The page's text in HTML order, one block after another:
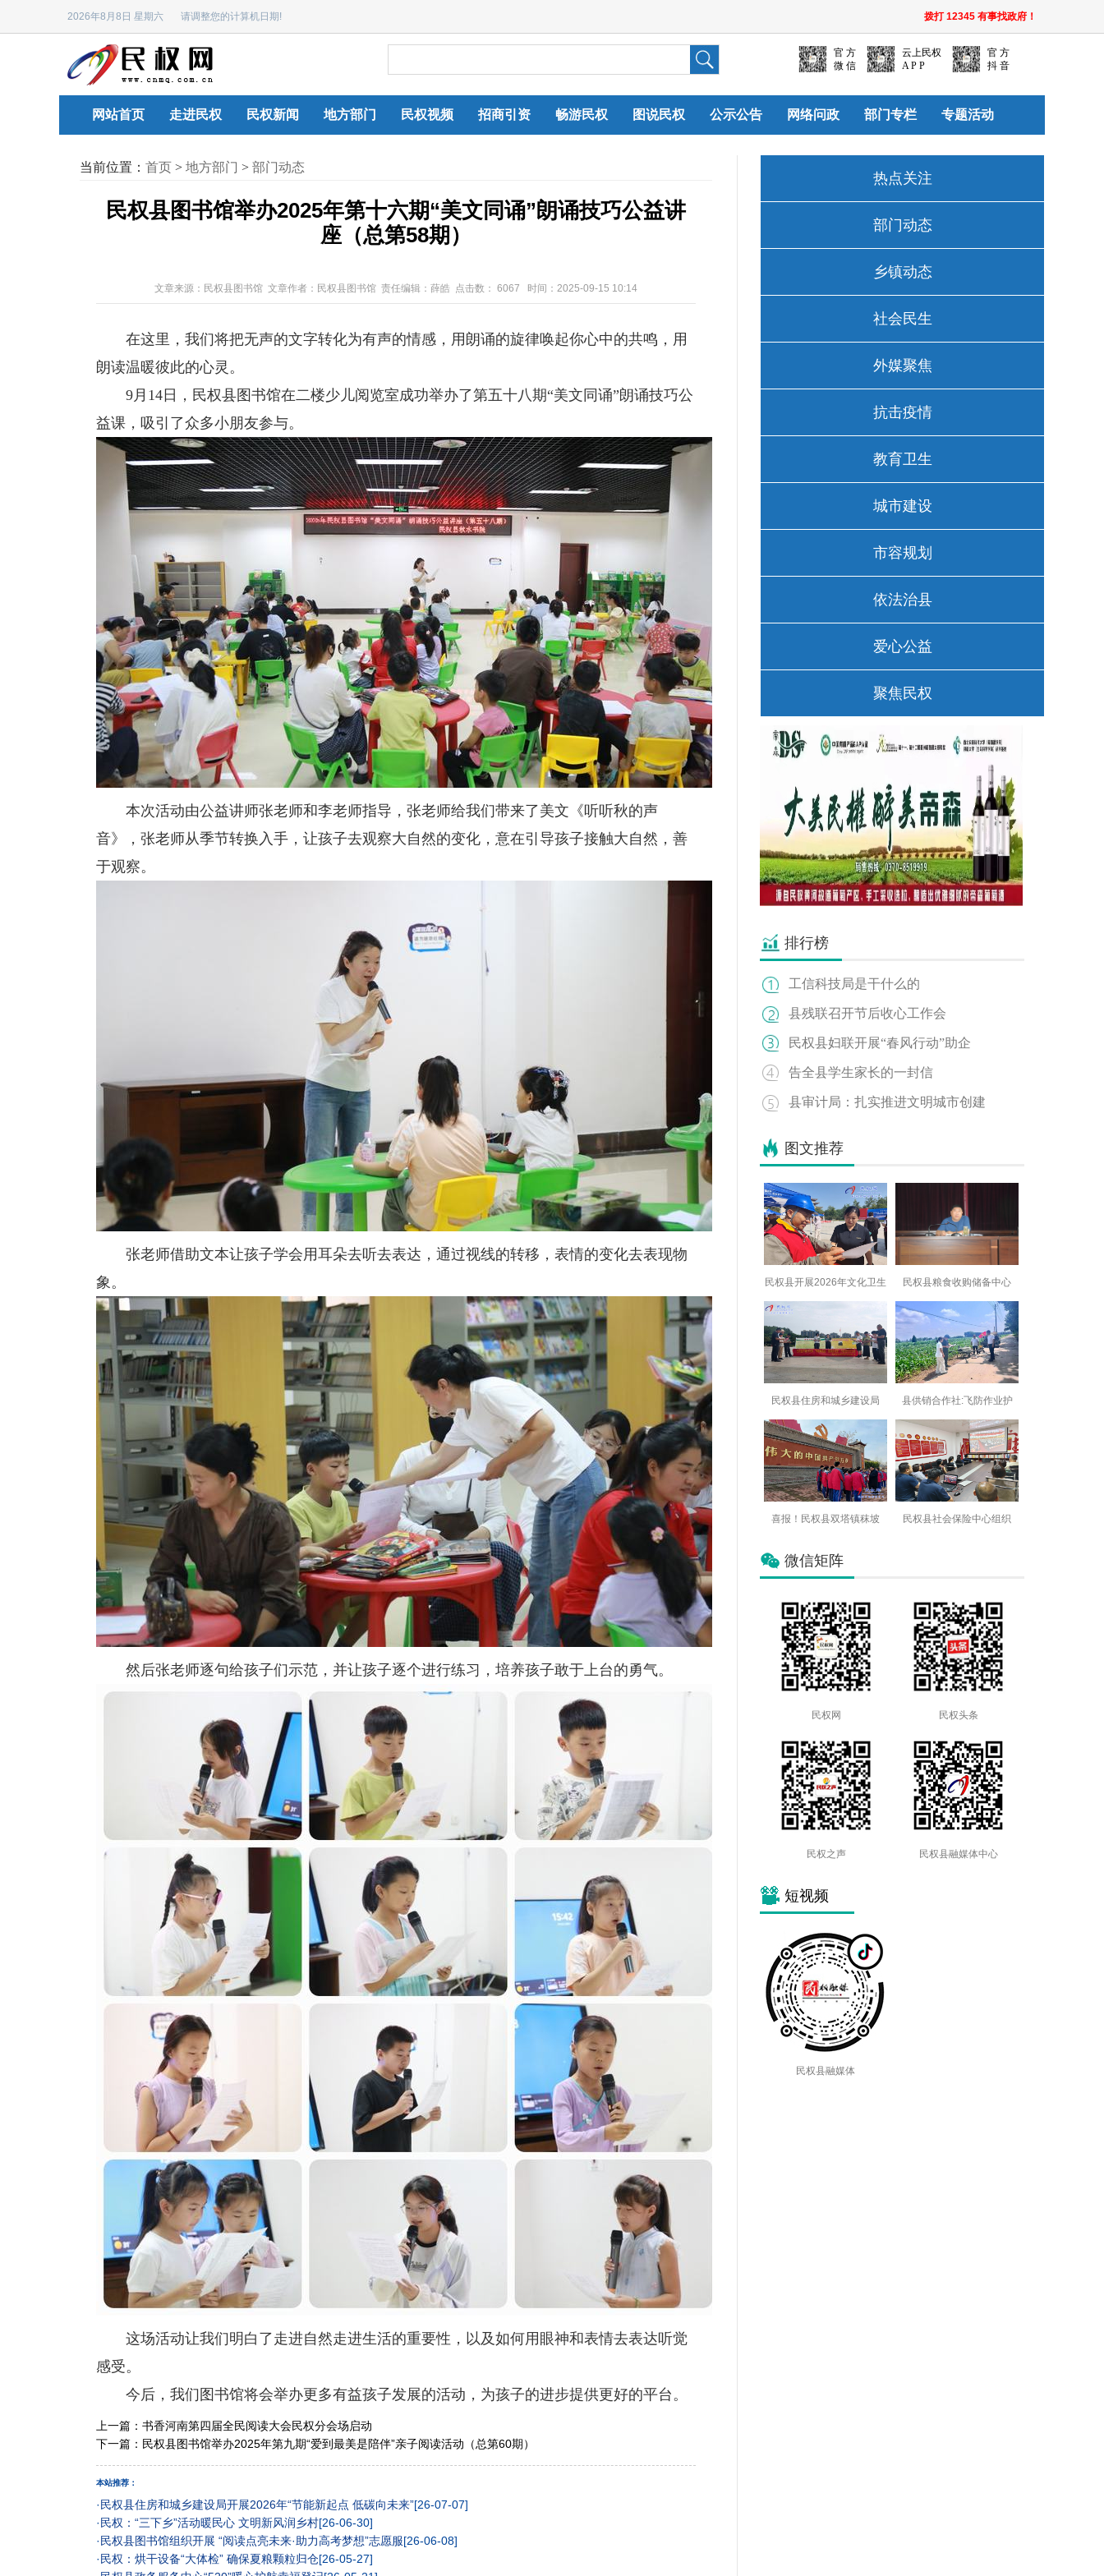
2026年8月8日 星期六 请调整您的计算机日期! 拨打 12345 有事找政府！
官 方
微 信
云上民权
A P P
官 方
抖 音
网站首页 走进民权 民权新闻 地方部门 民权视频 招商引资 畅游民权 图说民权 公示公告 网络问政 部门专栏 专题活动
当前位置： 首页 > 地方部门 > 部门动态
民权县图书馆举办2025年第十六期“美文同诵”朗诵技巧公益讲
座（总第58期）
文章来源：民权县图书馆 文章作者：民权县图书馆 责任编辑：薛皓 点击数： 6067 时间：2025-09-15 10:14
在这里，我们将把无声的文字转化为有声的情感，用朗诵的旋律唤起你心中的共鸣，用
朗读温暖彼此的心灵。
9月14日，民权县图书馆在二楼少儿阅览室成功举办了第五十八期“美文同诵”朗诵技巧公
益课，吸引了众多小朋友参与。
本次活动由公益讲师张老师和李老师指导，张老师给我们带来了美文《听听秋的声
音》，张老师从季节转换入手，让孩子去观察大自然的变化，意在引导孩子接触大自然，善
于观察。
张老师借助文本让孩子学会用耳朵去听去表达，通过视线的转移，表情的变化去表现物
象。
然后张老师逐句给孩子们示范，并让孩子逐个进行练习，培养孩子敢于上台的勇气。
这场活动让我们明白了走进自然走进生活的重要性，以及如何用眼神和表情去表达听觉
感受。
今后，我们图书馆将会举办更多有益孩子发展的活动，为孩子的进步提供更好的平台。
上一篇： 书香河南第四届全民阅读大会民权分会场启动
下一篇： 民权县图书馆举办2025年第九期“爱到最美是陪伴”亲子阅读活动（总第60期）
本站推荐：
· 民权县住房和城乡建设局开展2026年“节能新起点 低碳向未来”[26-07-07]
· 民权：“三下乡”活动暖民心 文明新风润乡村[26-06-30]
· 民权县图书馆组织开展 “阅读点亮未来·助力高考梦想”志愿服[26-06-08]
· 民权：烘干设备“大体检” 确保夏粮颗粒归仓[26-05-27]
热点关注
部门动态
乡镇动态
社会民生
外媒聚焦
抗击疫情
教育卫生
城市建设
市容规划
依法治县
爱心公益
聚焦民权
排行榜
工信科技局是干什么的
县残联召开节后收心工作会
民权县妇联开展“春风行动”助企
告全县学生家长的一封信
县审计局：扎实推进文明城市创建
图文推荐
民权县开展2026年文化卫生 民权县粮食收购储备中心
民权县住房和城乡建设局 县供销合作社:飞防作业护
喜报！民权县双塔镇秣坡 民权县社会保险中心组织
微信矩阵
民权网 民权头条
民权之声 民权县融媒体中心
短视频
民权县融媒体